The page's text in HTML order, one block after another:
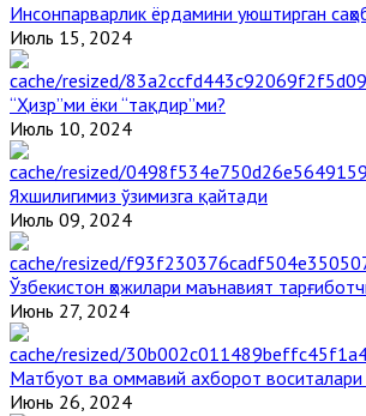
Инсонпарварлик ёрдамини уюштирган
Июль 15, 2024
“Ҳизр”ми ёки “тақдир”ми?
Июль 10, 2024
Яхшилигимиз ўзимизга қайтади
Июль 09, 2024
Ўзбекистон ҳожилари маънавият
Июнь 27, 2024
Матбуот ва оммавий ахборот
Июнь 26, 2024